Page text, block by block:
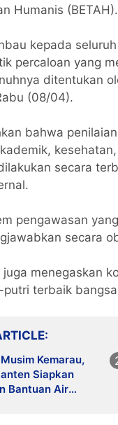
Humanis (BETAH).
kepada
percaloan yang
ditentukan
(08/04).
bahwa
secara
pengawasan
secara
juga menegaskan
terbaik
Kemarau,
Siapkan
Bantuan Air